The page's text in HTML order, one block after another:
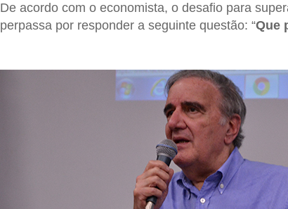
De acordo com o economista, o desafio para
perpassa por responder a seguinte questão: “Que